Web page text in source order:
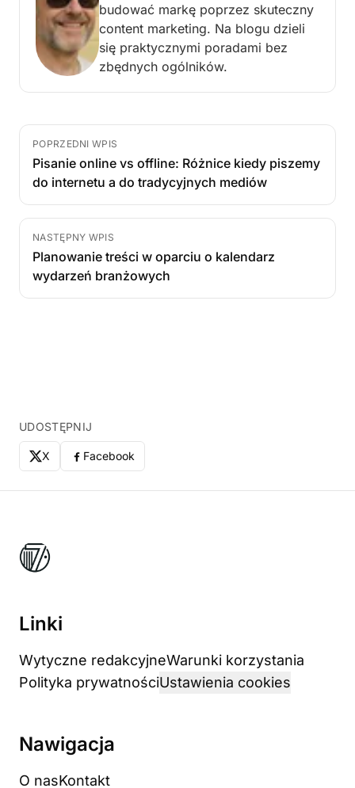
budować markę poprzez skuteczny
content marketing. Na blogu dzieli
się praktycznymi poradami bez
zbędnych ogólników.
POPRZEDNI WPIS
Pisanie online vs offline: Różnice kiedy piszemy
do internetu a do tradycyjnych mediów
NASTĘPNY WPIS
Planowanie treści w oparciu o kalendarz
wydarzeń branżowych
UDOSTĘPNIJ
X Facebook
Linki
Wytyczne redakcyjneWarunki korzystania
Polityka prywatnościUstawienia cookies
Nawigacja
O nasKontakt